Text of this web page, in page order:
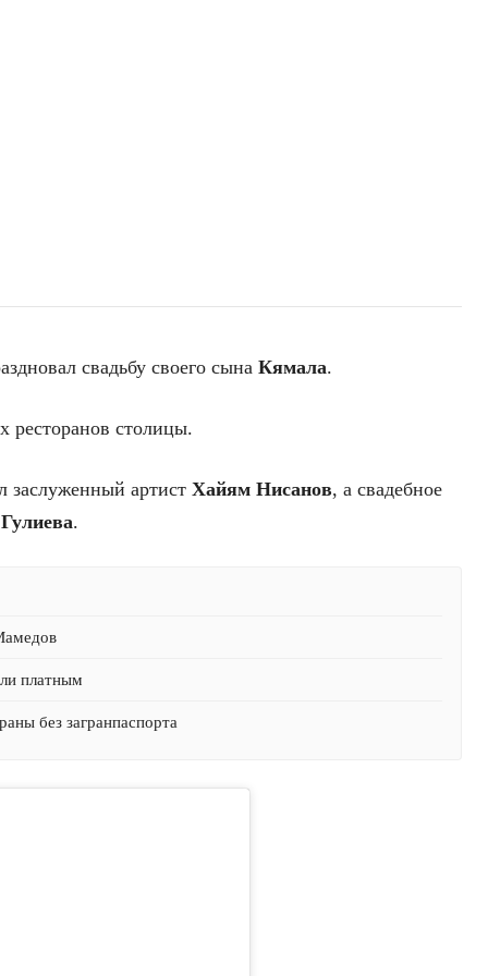
свадьбу своего сына Кямала.
ресторанов столицы.
заслуженный артист Хайям Нисанов, а свадебное
.
платным
без загранпаспорта